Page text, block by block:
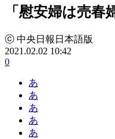
「慰安婦は売
ⓒ 中央日報日本語版
2021.02.02 10:42
0
あ
あ
あ
あ
あ